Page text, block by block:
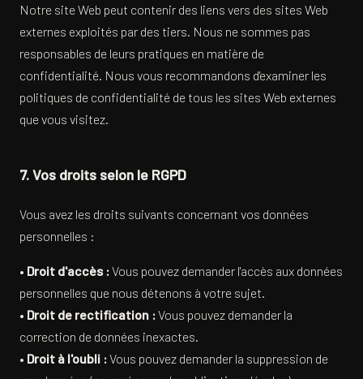
Notre site Web peut contenir des liens vers des sites Web
externes exploités par des tiers. Nous ne sommes pas
responsables de leurs pratiques en matière de
confidentialité. Nous vous recommandons d'examiner les
politiques de confidentialité de tous les sites Web externes
que vous visitez.
7. Vos droits selon le RGPD
Vous avez les droits suivants concernant vos données
personnelles :
• Droit d'accès :Vous pouvez demander l'accès aux données
personnelles que nous détenons à votre sujet.
• Droit de rectification :Vous pouvez demander la
correction de données inexactes.
• Droit à l'oubli :Vous pouvez demander la suppression de